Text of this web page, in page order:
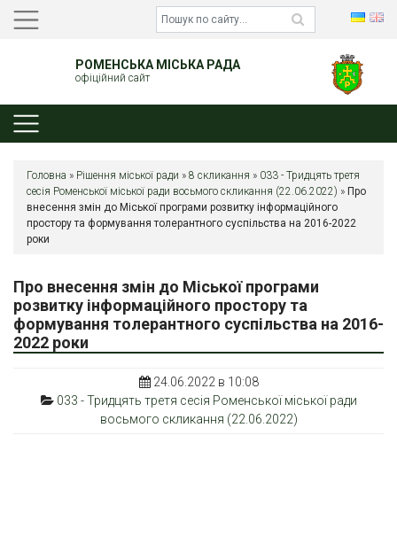
РОМЕНСЬКА МІСЬКА РАДА
офіційний сайт
Головна » Рішення міської ради » 8 скликання » 033 - Тридцять третя
сесія Роменської міської ради восьмого скликання (22.06.2022) » Про
внесення змін до Міської програми розвитку інформаційного
простору та формування толерантного суспільства на 2016-2022
роки
Про внесення змін до Міської програми
розвитку інформаційного простору та
формування толерантного суспільства на 2016-
2022 роки
24.06.2022 в 10:08
033 - Тридцять третя сесія Роменської міської ради
восьмого скликання (22.06.2022)